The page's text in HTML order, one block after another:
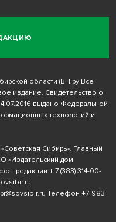
области (ВН.ру Все
издание. Свидетельство о
выдано Федеральной
технологий и
Сибирь». Главный
«Издательский дом
редакции + 7 (383) 314-00-
pr@sovsibir.ru Телефон +7-983-